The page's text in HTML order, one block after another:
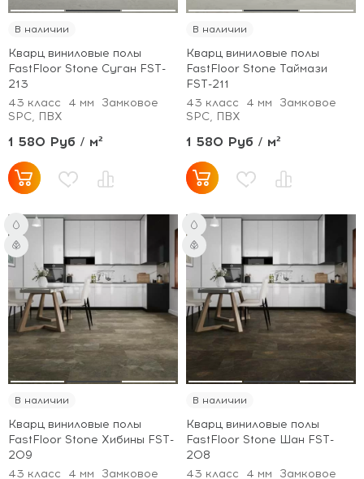
В наличии
Кварц виниловые полы
FastFloor Stone Суган FST-
213
43 класс
4 мм
Замковое
SPC, ПВХ
1 580 Руб / м²
В наличии
Кварц виниловые полы
FastFloor Stone Таймази
FST-211
43 класс
4 мм
Замковое
SPC, ПВХ
1 580 Руб / м²
В наличии
Кварц виниловые полы
FastFloor Stone Хибины FST-
209
43 класс
4 мм Замковое
В наличии
Кварц виниловые полы
FastFloor Stone Шан FST-
208
43 класс
4 мм Замковое